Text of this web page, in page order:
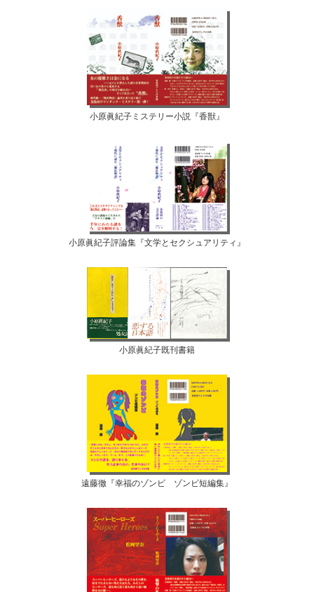
小原眞紀子ミステリー小説『香獣』
小原眞紀子評論集『文学とセクシュアリティ』
小原眞紀子既刊書籍
遠藤徹『幸福のゾンビ ゾンビ短編集』